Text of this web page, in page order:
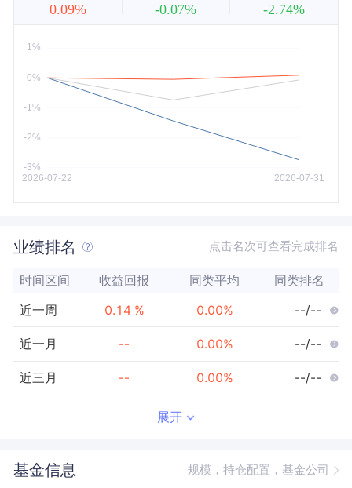
近5年
0.09% -0.07% -2.74%
业绩排名 点击名次可查看完成排名
时间区间 收益回报 同类平均 同类排名
近一周 0.14 % 0.00% --/--
近一月 -- 0.00% --/--
近三月 -- 0.00% --/--
近三年 0.00 % --/--
展开
基金信息 规模，持仓配置，基金公司